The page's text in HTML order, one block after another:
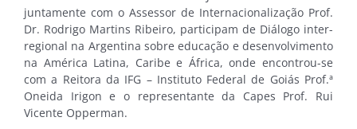
juntamente com o Assessor de Internacionalização Prof.
Dr. Rodrigo Martins Ribeiro, participam de Diálogo inter-
regional na Argentina sobre educação e desenvolvimento
na América Latina, Caribe e África, onde encontrou-se
com a Reitora da IFG – Instituto Federal de Goiás Prof.ª
Oneida Irigon e o representante da Capes Prof. Rui
Vicente Opperman.